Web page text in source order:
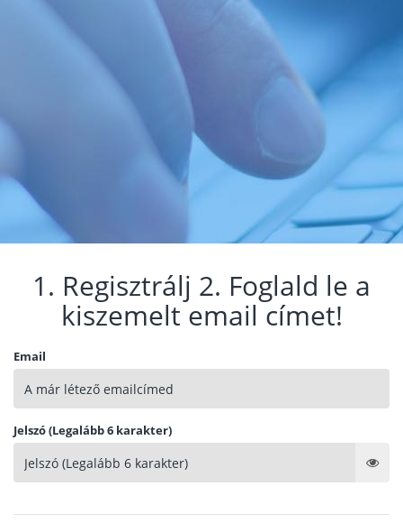
1. Regisztrálj 2. Foglald le a
kiszemelt email címet!
Email
Jelszó (Legalább 6 karakter)